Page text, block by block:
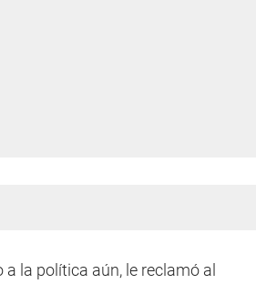
la política aún, le reclamó al